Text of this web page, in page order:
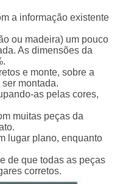
a informação existente
ou madeira) um pouco
As dimensões da
e monte, sobre a
montada.
as pelas cores,
muitas peças da
lugar plano, enquanto
de que todas as peças
corretos.